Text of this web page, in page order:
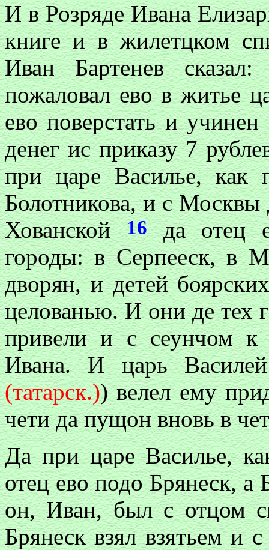
И в Розряде Ивана
книге и в жилетцком
Иван Бартенев
пожаловал ево в житье
ево поверстать и
денег ис приказу 7
при царе Василье,
Болотникова, и с
Хованской16да отец
городы: в Серпееск, в
дворян, и детей
целованью. И они де тех
привели и с сеунчом к
Ивана. И царь
(татарск.)) велел ему
чети да пущон вновь в
Да при царе Василье,
отец ево подо Брянеск, а
он, Иван, был с отцом
Брянеск взял взятьем и